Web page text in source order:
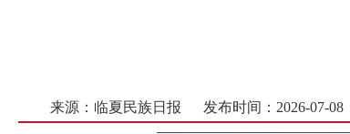
来源：临夏民族日报 发布时间：2026-07-08